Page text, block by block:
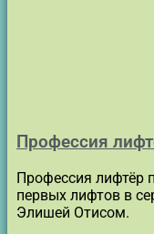
Профессия
Профессия лифтёр
первых лифтов в
Элишей Отисом.